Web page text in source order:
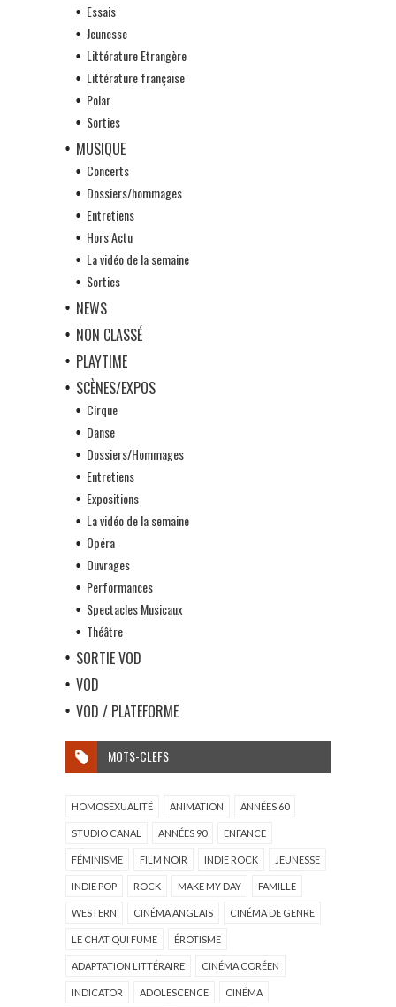
Essais
Jeunesse
Littérature Etrangère
Littérature française
Polar
Sorties
MUSIQUE
Concerts
Dossiers/hommages
Entretiens
Hors Actu
La vidéo de la semaine
Sorties
NEWS
NON CLASSÉ
PLAYTIME
SCÈNES/EXPOS
Cirque
Danse
Dossiers/Hommages
Entretiens
Expositions
La vidéo de la semaine
Opéra
Ouvrages
Performances
Spectacles Musicaux
Théâtre
SORTIE VOD
VOD
VOD / PLATEFORME
MOTS-CLEFS
HOMOSEXUALITÉ ANIMATION ANNÉES 60
STUDIO CANAL ANNÉES 90 ENFANCE
FÉMINISME FILM NOIR INDIE ROCK JEUNESSE
INDIE POP ROCK MAKE MY DAY FAMILLE
WESTERN CINÉMA ANGLAIS CINÉMA DE GENRE
LE CHAT QUI FUME ÉROTISME
ADAPTATION LITTÉRAIRE CINÉMA CORÉEN
INDICATOR ADOLESCENCE CINÉMA